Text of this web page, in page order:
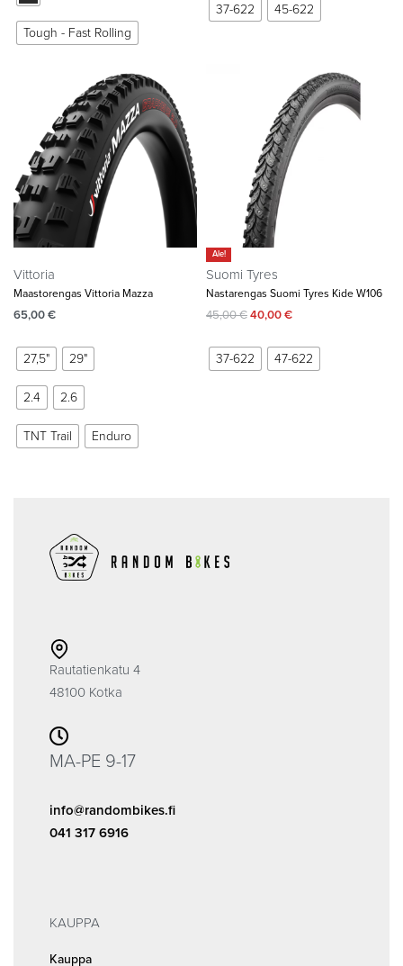
Tough - Fast Rolling
37-622 45-622
Vittoria
Maastorengas Vittoria Mazza
65,00€
27,5" 29"
2.4 2.6
TNT Trail Enduro
Ale!
Suomi Tyres
Nastarengas Suomi Tyres Kide W106
45,00€40,00€
37-622 47-622
Rautatienkatu 4
48100 Kotka
MA-PE 9-17
info@randombikes.fi
041 317 6916
KAUPPA
Kauppa